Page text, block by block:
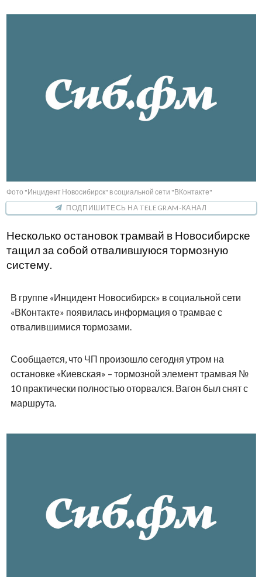
Фото "Инцидент Новосибирск" в социальной сети "ВКонтакте"
ПОДПИШИТЕСЬ НА TELEGRAM-КАНАЛ
Несколько остановок трамвай в Новосибирске
тащил за собой отвалившуюся тормозную
систему.
В группе «Инцидент Новосибирск» в социальной сети
«ВКонтакте» появилась информация о трамвае с
отвалившимися тормозами.
Сообщается, что ЧП произошло сегодня утром на
остановке «Киевская» – тормозной элемент трамвая №
10 практически полностью оторвался. Вагон был снят с
маршрута.